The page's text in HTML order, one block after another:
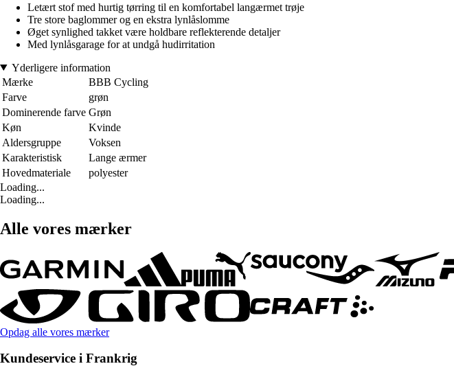
Letært stof med hurtig tørring til en komfortabel langærmet trøje
Tre store baglommer og en ekstra lynlåslomme
Øget synlighed takket være holdbare reflekterende detaljer
Med lynlåsgarage for at undgå hudirritation
Yderligere information
Mærke
BBB Cycling
Farve
grøn
Dominerende farve Grøn
Køn
Kvinde
Aldersgruppe
Voksen
Karakteristisk
Lange ærmer
Hovedmateriale
polyester
Loading...
Loading...
Alle vores mærker
Opdag alle vores mærker
Kundeservice i Frankrig